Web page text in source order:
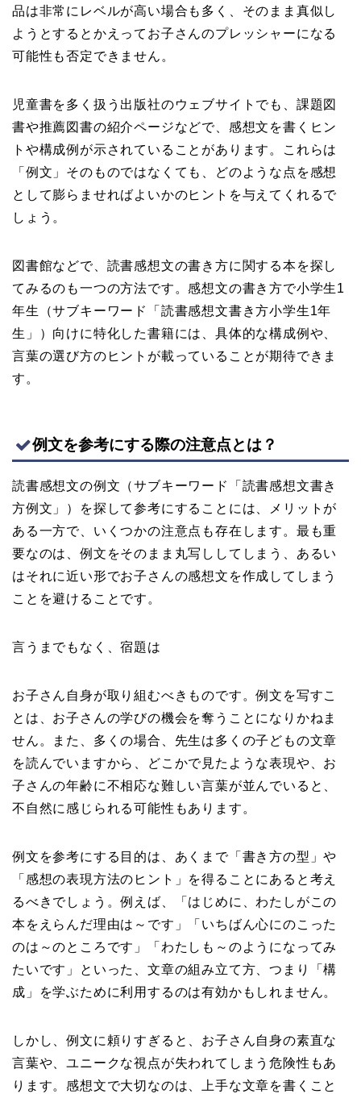
品は非常にレベルが高い場合も多く、そのまま真似し
ようとするとかえってお子さんのプレッシャーになる
可能性も否定できません。
児童書を多く扱う出版社のウェブサイトでも、課題図
書や推薦図書の紹介ページなどで、感想文を書くヒン
トや構成例が示されていることがあります。これらは
「例文」そのものではなくても、どのような点を感想
として膨らませればよいかのヒントを与えてくれるで
しょう。
図書館などで、読書感想文の書き方に関する本を探し
てみるのも一つの方法です。感想文の書き方で小学生1
年生（サブキーワード「読書感想文書き方小学生1年
生」）向けに特化した書籍には、具体的な構成例や、
言葉の選び方のヒントが載っていることが期待できま
す。
例文を参考にする際の注意点とは？
読書感想文の例文（サブキーワード「読書感想文書き
方例文」）を探して参考にすることには、メリットが
ある一方で、いくつかの注意点も存在します。最も重
要なのは、例文をそのまま丸写ししてしまう、あるい
はそれに近い形でお子さんの感想文を作成してしまう
ことを避けることです。
言うまでもなく、宿題は
お子さん自身が取り組むべきものです。例文を写すこ
とは、お子さんの学びの機会を奪うことになりかねま
せん。また、多くの場合、先生は多くの子どもの文章
を読んでいますから、どこかで見たような表現や、お
子さんの年齢に不相応な難しい言葉が並んでいると、
不自然に感じられる可能性もあります。
例文を参考にする目的は、あくまで「書き方の型」や
「感想の表現方法のヒント」を得ることにあると考え
るべきでしょう。例えば、「はじめに、わたしがこの
本をえらんだ理由は～です」「いちばん心にのこった
のは～のところです」「わたしも～のようになってみ
たいです」といった、文章の組み立て方、つまり「構
成」を学ぶために利用するのは有効かもしれません。
しかし、例文に頼りすぎると、お子さん自身の素直な
言葉や、ユニークな視点が失われてしまう危険性もあ
ります。感想文で大切なのは、上手な文章を書くこと